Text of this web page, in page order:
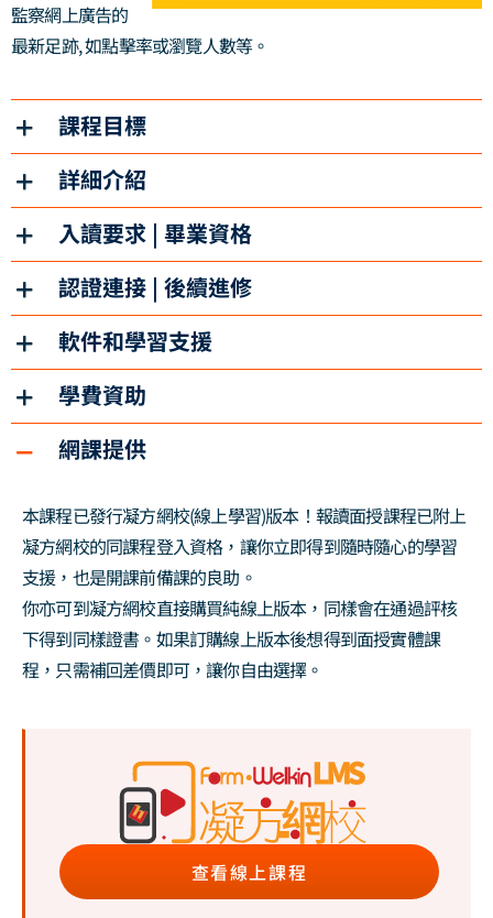
監察網上廣告的
最新足跡, 如點擊率或瀏覽人數等。
課程目標
詳細介紹
入讀要求 | 畢業資格
認證連接 | 後續進修
軟件和學習支援
學費資助
網課提供
本課程已發行凝方網校(線上學習)版本！報讀面授課程已附上
凝方網校的同課程登入資格，讓你立即得到隨時隨心的學習
支援，也是開課前備課的良助。
你亦可到凝方網校直接購買純線上版本，同樣會在通過評核
下得到同樣證書。如果訂購線上版本後想得到面授實體課
程，只需補回差價即可，讓你自由選擇。
查看線上課程